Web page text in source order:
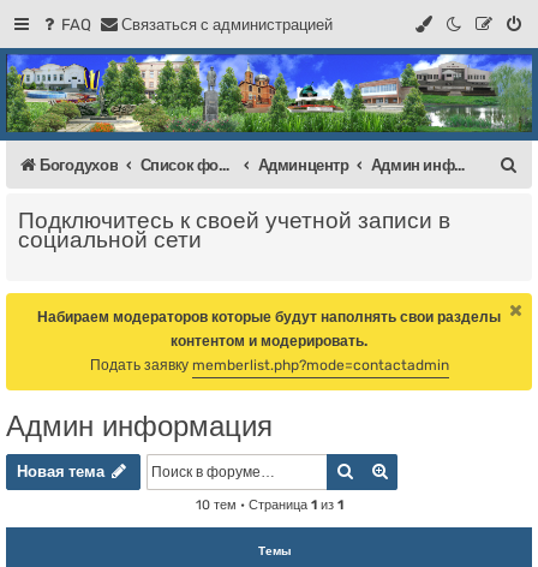
FAQ Связаться с администрацией
Регистрация
Форум Богодухова
Богодухов
Богодухов Список форумов Админцентр Админ информация
к
Подключитесь к своей учетной записи в
социальной сети
Набираем модераторов которые будут наполнять свои разделы
контентом и модерировать.
Подать заявку memberlist.php?mode=contactadmin
Админ информация
Новая тема
Новая тема Поиск
10 тем • Страница 1из 1
Темы